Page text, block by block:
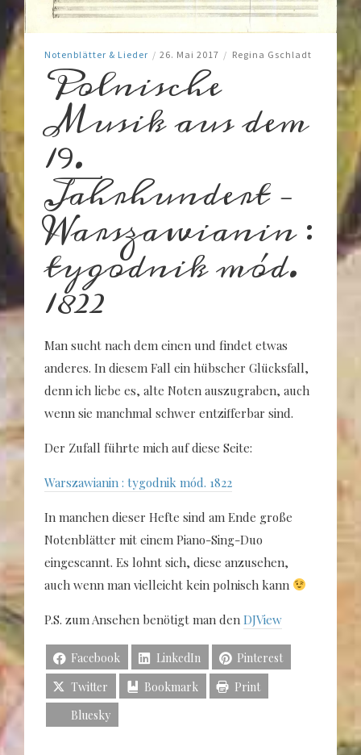
Notenblätter & Lieder / 26. Mai 2017 / Regina Gschladt
Polnische
Musik aus dem
19.
Jahrhundert –
Warszawianin :
tygodnik mód.
1822
Man sucht nach dem einen und findet etwas
anderes. In diesem Fall ein hübscher Glücksfall,
denn ich liebe es, alte Noten auszugraben, auch
wenn sie manchmal schwer entzifferbar sind.
Der Zufall führte mich auf diese Seite:
Warszawianin : tygodnik mód. 1822
In manchen dieser Hefte sind am Ende große
Notenblätter mit einem Piano-Sing-Duo
eingescannt. Es lohnt sich, diese anzusehen,
auch wenn man vielleicht kein polnisch kann
P.S. zum Ansehen benötigt man den DJView
Facebook LinkedIn
Pinterest
Twitter
Bookmark
Print
Bluesky